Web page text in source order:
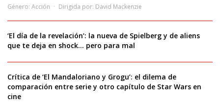
Género: Acción Dirigida por: David Mackenzie
‘El día de la revelación’: la nueva de Spielberg y de aliens
que te deja en shock… pero para mal
Crítica de ‘El Mandaloriano y Grogu’: el dilema de
comparación entre serie y otro capítulo de Star Wars en
cine